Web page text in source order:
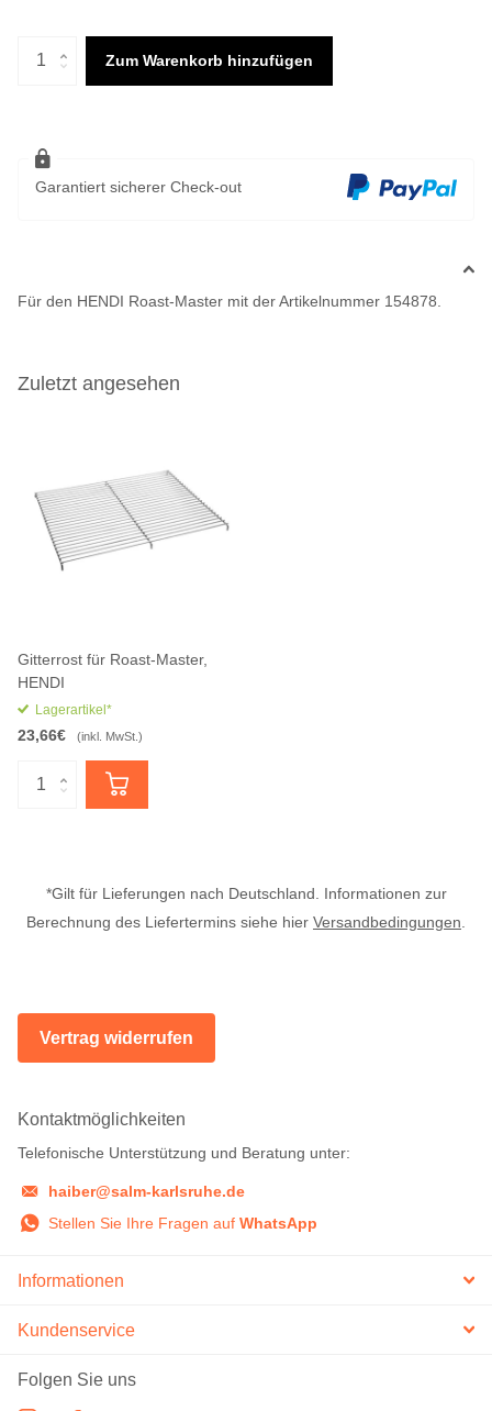
Zum Warenkorb hinzufügen
Garantiert sicherer Check-out
Für den HENDI Roast-Master mit der Artikelnummer 154878.
Zuletzt angesehen
Gitterrost für Roast-Master,
HENDI
Lagerartikel*
23,66€ (inkl. MwSt.)
*Gilt für Lieferungen nach Deutschland. Informationen zur
Berechnung des Liefertermins siehe hier Versandbedingungen.
Vertrag widerrufen
Kontaktmöglichkeiten
Telefonische Unterstützung und Beratung unter:
haiber@salm-karlsruhe.de
Stellen Sie Ihre Fragen auf WhatsApp
Informationen
Kundenservice
Folgen Sie uns